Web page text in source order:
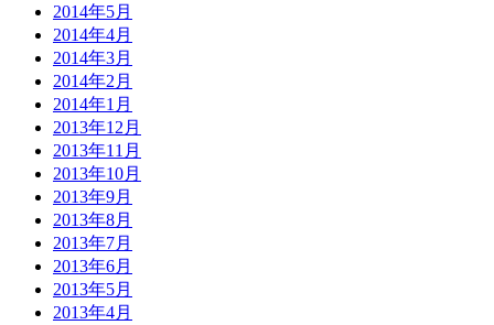
2014年5月
2014年4月
2014年3月
2014年2月
2014年1月
2013年12月
2013年11月
2013年10月
2013年9月
2013年8月
2013年7月
2013年6月
2013年5月
2013年4月